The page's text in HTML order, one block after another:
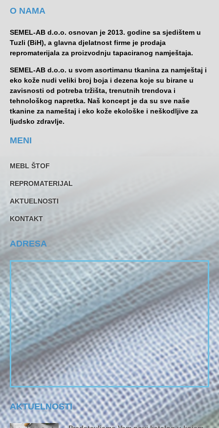
O NAMA
SEMEL-AB d.o.o. osnovan je 2013. godine sa sjedištem u
Tuzli (BiH), a glavna djelatnost firme je prodaja
repromaterijala za proizvodnju tapaciranog namještaja.
SEMEL-AB d.o.o. u svom asortimanu tkanina za namještaj i
eko kože nudi veliki broj boja i dezena koje su birane u
zavisnosti od potreba tržišta, trenutnih trendova i
tehnološkog napretka. Naš koncept je da su sve naše
tkanine za nameštaj i eko kože ekološke i neškodljive za
ljudsko zdravlje.
MENI
MEBL ŠTOF
REPROMATERIJAL
AKTUELNOSTI
KONTAKT
ADRESA
AKTUELNOSTI